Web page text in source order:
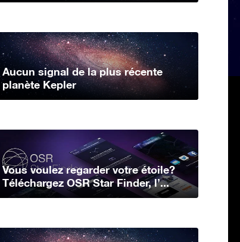
Aucun signal de la plus récente
planète Kepler
Vous voulez regarder votre étoile?
Téléchargez OSR Star Finder, l’...